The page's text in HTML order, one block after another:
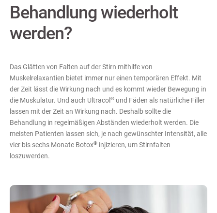
Behandlung wiederholt
werden?
Das Glätten von Falten auf der Stirn mithilfe von
Muskelrelaxantien bietet immer nur einen temporären Effekt. Mit
der Zeit lässt die Wirkung nach und es kommt wieder Bewegung in
die Muskulatur. Und auch Ultracol ® und Fäden als natürliche Filler
lassen mit der Zeit an Wirkung nach. Deshalb sollte die
Behandlung in regelmäßigen Abständen wiederholt werden. Die
meisten Patienten lassen sich, je nach gewünschter Intensität, alle
vier bis sechs Monate Botox® injizieren, um Stirnfalten
loszuwerden.